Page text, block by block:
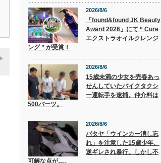
2026/8/6
「found&found JK Beauty
Award 2026」にて “ Cure
エクストラオイルクレンジ
ング ” が受賞！
2026/8/6
15歳未満の少女を売春あっ
せんしていたバイクタクシ
ー運転手を逮捕。仲介料は
500バーツ。
2026/8/6
パタヤ「ウインカー消し忘
れ」を注意した15歳少年、
逆ギレされ暴行。しかし不
可解な点が…。